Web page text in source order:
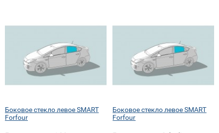
Боковое стекло левое SMART
Forfour
Боковое стекло левое SMART
Forfour